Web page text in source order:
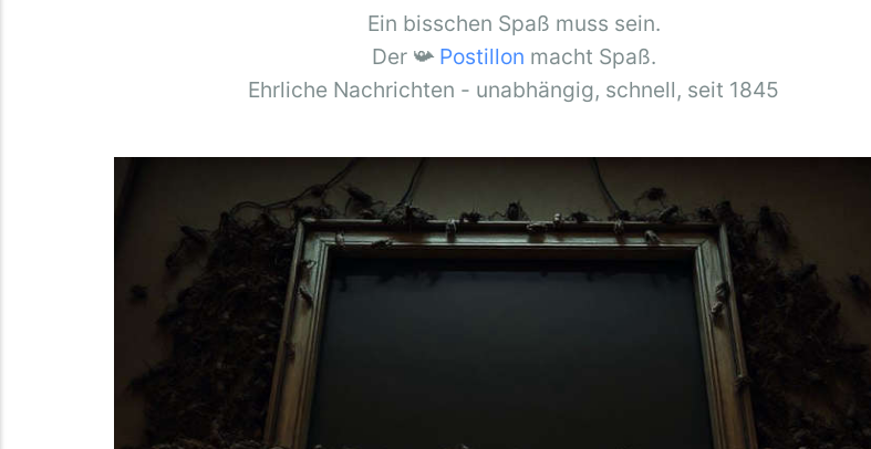
Ein bisschen Spaß muss sein.
Der 📯 Postillon macht Spaß.
Ehrliche Nachrichten - unabhängig, schnell, seit 1845